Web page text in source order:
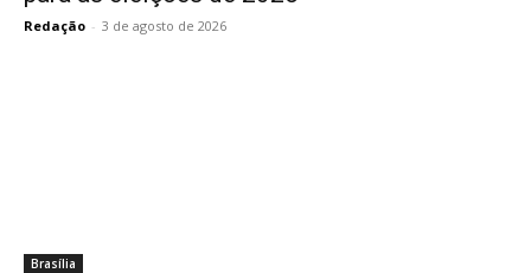
Redação - 3 de agosto de 2026
Brasília